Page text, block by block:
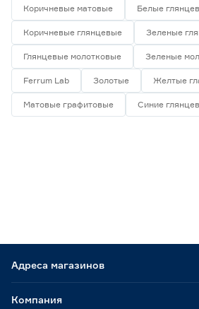
Коричневые матовые Белые
Коричневые глянцевые Зеленые
Глянцевые молотковые Зеленые
Ferrum Lab Золотые Желтые
Матовые графитовые Синие
Адреса магазинов
Компания